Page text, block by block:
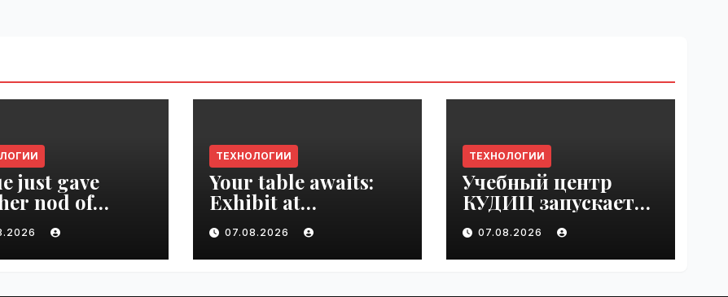
just gave
nod of
to the tech
| VseTime.ru
ТЕХНОЛОГИИ
Your table awaits:
Exhibit at
TechCrunch Disrupt
2026 to be seen by
thousands |
07.08.2026
ТЕХНОЛОГИИ
Учебный центр
КУДИЦ запускает
авторизованный
курс по
администрировани
07.08.2026